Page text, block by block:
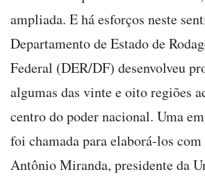
ampliada. E há esforços neste
Departamento de Estado de
Federal (DER/DF) desenvolveu
algumas das vinte e oito regiões
centro do poder nacional. Uma
foi chamada para elaborá-los com
Antônio Miranda, presidente da